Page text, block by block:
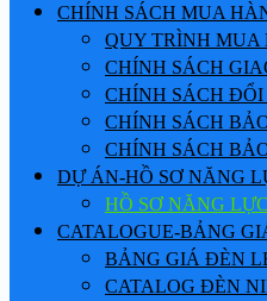
CHÍNH SÁCH MUA
QUY TRÌNH MUA
CHÍNH SÁCH
CHÍNH SÁCH
CHÍNH SÁCH
CHÍNH SÁCH
DỰ ÁN-HỒ SƠ NĂNG
HỒ SƠ NĂNG LỰC
CATALOGUE-BẢNG
BẢNG GIÁ ĐÈN
CATALOG ĐÈN